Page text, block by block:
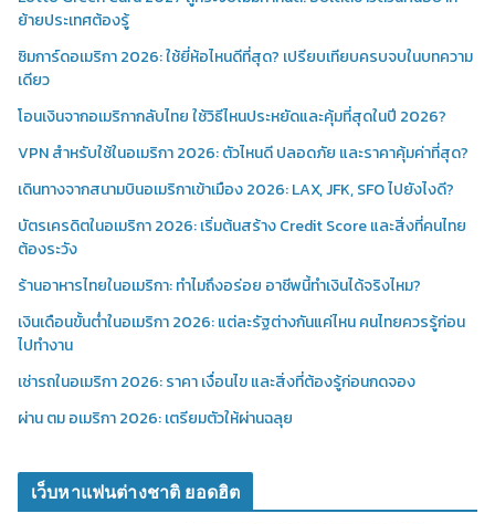
ย้ายประเทศต้องรู้
ซิมการ์ดอเมริกา 2026: ใช้ยี่ห้อไหนดีที่สุด? เปรียบเทียบครบจบในบทความ
เดียว
โอนเงินจากอเมริกากลับไทย ใช้วิธีไหนประหยัดและคุ้มที่สุดในปี 2026?
VPN สำหรับใช้ในอเมริกา 2026: ตัวไหนดี ปลอดภัย และราคาคุ้มค่าที่สุด?
เดินทางจากสนามบินอเมริกาเข้าเมือง 2026: LAX, JFK, SFO ไปยังไงดี?
บัตรเครดิตในอเมริกา 2026: เริ่มต้นสร้าง Credit Score และสิ่งที่คนไทย
ต้องระวัง
ร้านอาหารไทยในอเมริกา: ทำไมถึงอร่อย อาชีพนี้ทำเงินได้จริงไหม?
เงินเดือนขั้นต่ำในอเมริกา 2026: แต่ละรัฐต่างกันแค่ไหน คนไทยควรรู้ก่อน
ไปทำงาน
เช่ารถในอเมริกา 2026: ราคา เงื่อนไข และสิ่งที่ต้องรู้ก่อนกดจอง
ผ่าน ตม อเมริกา 2026: เตรียมตัวให้ผ่านฉลุย
เว็บหาแฟนต่างชาติ ยอดฮิต